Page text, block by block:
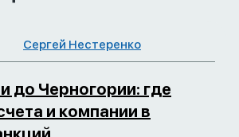
Сергей Нестеренко
до Черногории: где
и компании в